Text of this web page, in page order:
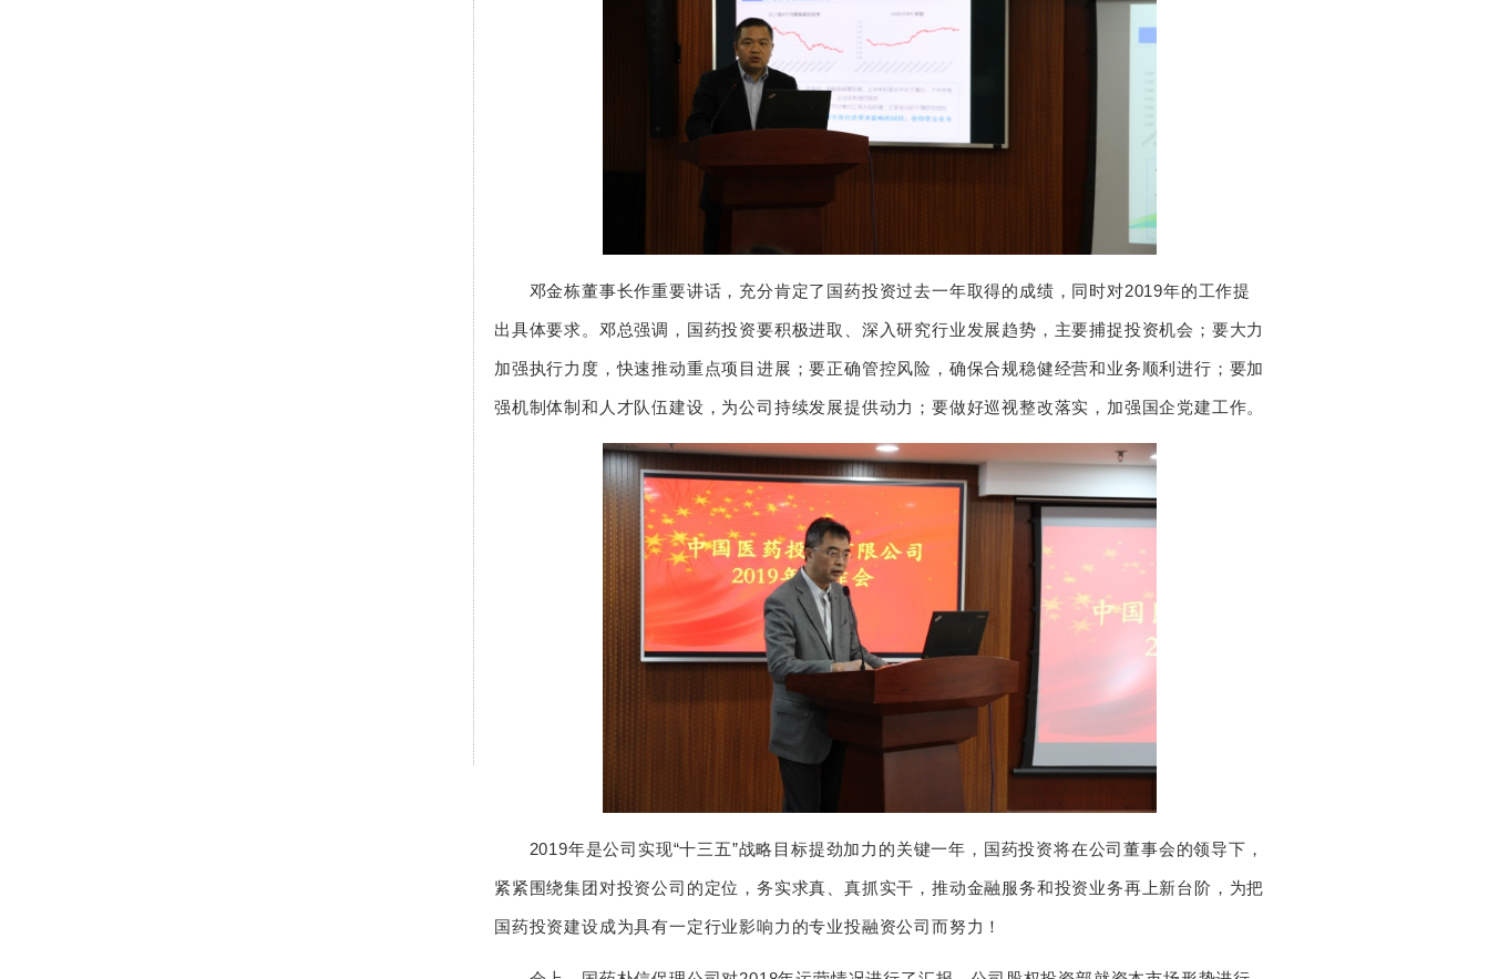
邓金栋董事长作重要讲话，充分肯定了国药投资过去一年取得的成绩，同时对2019年的工作提
出具体要求。邓总强调，国药投资要积极进取、深入研究行业发展趋势，主要捕捉投资机会；要大力
加强执行力度，快速推动重点项目进展；要正确管控风险，确保合规稳健经营和业务顺利进行；要加
强机制体制和人才队伍建设，为公司持续发展提供动力；要做好巡视整改落实，加强国企党建工作。
2019年是公司实现“十三五”战略目标提劲加力的关键一年，国药投资将在公司董事会的领导下，
紧紧围绕集团对投资公司的定位，务实求真、真抓实干，推动金融服务和投资业务再上新台阶，为把
国药投资建设成为具有一定行业影响力的专业投融资公司而努力！